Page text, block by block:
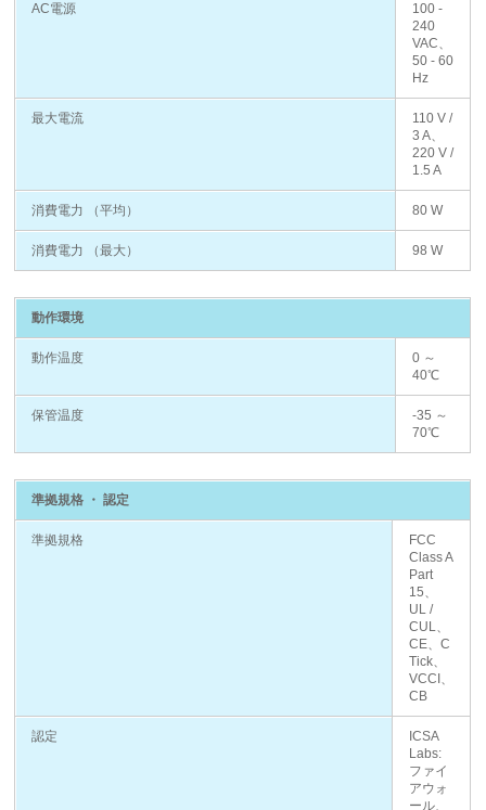
AC電源
100 -
240
VAC、
50 - 60
Hz
最大電流
110 V /
3 A、
220 V /
1.5 A
消費電力 （平均） 80 W
消費電力 （最大） 98 W
動作環境
動作温度
0 ～
40℃
保管温度
-35 ～
70℃
準拠規格 ・ 認定
準拠規格
FCC
Class A
Part
15、
UL /
CUL、
CE、C
Tick、
VCCI、
CB
認定
ICSA
Labs:
ファイ
アウォ
ール、